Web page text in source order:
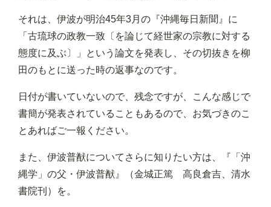
それは、伊波が明治45年3月の『沖縄毎日新聞』に
「古琉球の政教一致〔を論じて経世家の宗教に対する
態度に及ぶ〕」という論文を発表し、その切抜きを柳
田のもとに送った時の返事なのです。
日付が書いていないので、残念ですが、こんな感じで
書簡が発表されていることもあるので、お気づきのこ
とあればご一報ください。
また、伊波普猷についてさらに知りたい方は、『「沖
縄学」の父・伊波普猷』（金城正篤 高良倉吉、清水
書院刊）を。